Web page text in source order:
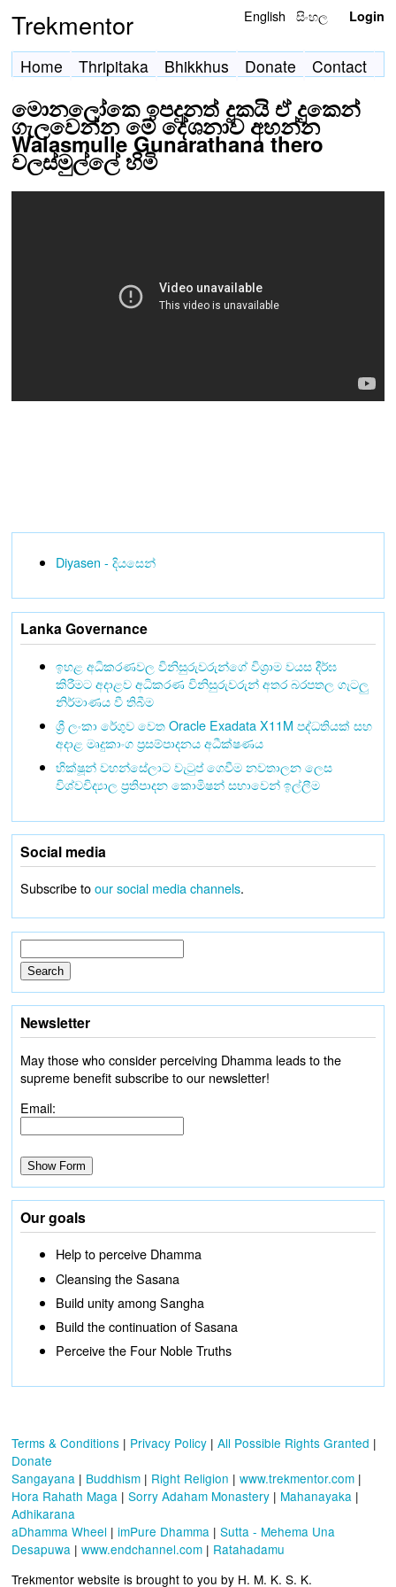
Trekmentor English සිංහල Login
Home Thripitaka Bhikkhus Donate Contact
මොනලෝකෙ ඉපදුනත් දුකයි ඒ දුකෙන්
ගැලවෙන්න මේ දේශනාව අහන්න
Walasmulle Gunarathana thero
වලස්මුල්ලේ හිමි
Diyasen - දියසෙන්
Lanka Governance
ඉහළ අධිකරණවල විනිසුරුවරුන්ගේ විශ්‍රාම වයස දීර්ඝ
කිරීමට අදාළව අධිකරණ විනිසුරුවරුන් අතර බරපතල ගැටලු
නිර්මාණය වී තිබීම
ශ්‍රී ලංකා රේගුව වෙත Oracle Exadata X11M පද්ධතියක් සහ
අදාළ මෘදුකාංග ප්‍රසම්පාදනය අධීක්ෂණය
භික්ෂූන් වහන්සේලාට වැටුප් ගෙවීම නවතාලන ලෙස
විශ්වවිද්‍යාල ප්‍රතිපාදන කොමිෂන් සභාවෙන් ඉල්ලීම
Social media
Subscribe toour social media channels.
Newsletter
May those who consider perceiving Dhamma leads to the
supreme benefit subscribe to our newsletter!
Email:
Our goals
Help to perceive Dhamma
Cleansing the Sasana
Build unity among Sangha
Build the continuation of Sasana
Perceive the Four Noble Truths
Terms & Conditions | Privacy Policy | All Possible Rights Granted |
Donate
Sangayana | Buddhism | Right Religion | www.trekmentor.com |
Hora Rahath Maga | Sorry Adaham Monastery | Mahanayaka |
Adhikarana
aDhamma Wheel | imPure Dhamma | Sutta - Mehema Una
Desapuwa | www.endchannel.com | Ratahadamu
Trekmentor website is brought to you by H. M. K. S. K.